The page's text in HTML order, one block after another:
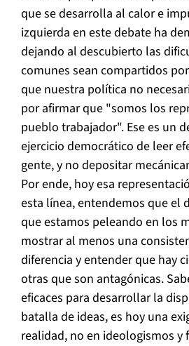
que se desarrolla al calor e
izquierda en este debate ha
dejando al descubierto las
comunes sean compartidos
que nuestra política no
por afirmar que "somos los
pueblo trabajador". Ese es un
ejercicio democrático de leer
gente, y no depositar
Por ende, hoy esa
esta línea, entendemos que el
que estamos peleando en los
mostrar al menos una
diferencia y entender que hay
otras que son antagónicas.
eficaces para desarrollar la
batalla de ideas, es hoy una
realidad, no en ideologismos y